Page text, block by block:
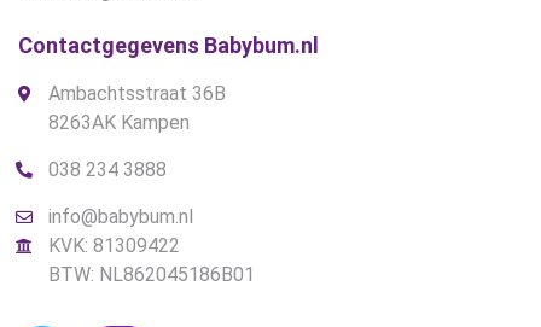
Contactgegevens Babybum.nl
Ambachtsstraat 36B
8263AK Kampen
038 234 3888
info@babybum.nl
KVK: 81309422
BTW: NL862045186B01